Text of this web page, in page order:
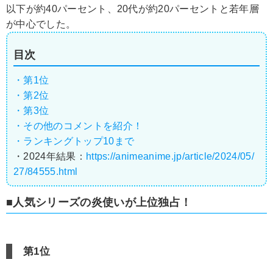
以下が約40パーセント、20代が約20パーセントと若年層
が中心でした。
目次
・第1位
・第2位
・第3位
・その他のコメントを紹介！
・ランキングトップ10まで
・2024年結果： https://animeanime.jp/article/2024/05/
27/84555.html
■人気シリーズの炎使いが上位独占！
第1位